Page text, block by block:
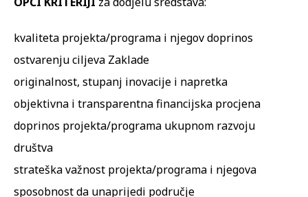
kvaliteta projekta/programa i njegov doprinos
ostvarenju ciljeva Zaklade
originalnost, stupanj inovacije i napretka
objektivna i transparentna financijska procjena
doprinos projekta/programa ukupnom razvoju
društva
strateška važnost projekta/programa i njegova
sposobnost da unaprijedi područje